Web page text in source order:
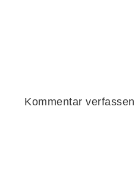
Kommentar verfassen